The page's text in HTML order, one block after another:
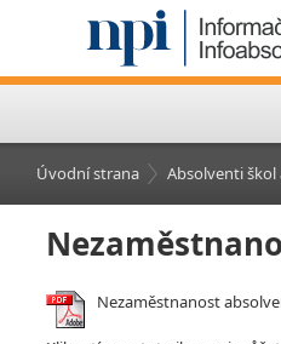
Úvodní strana Absolventi škol
Nezaměstnanost